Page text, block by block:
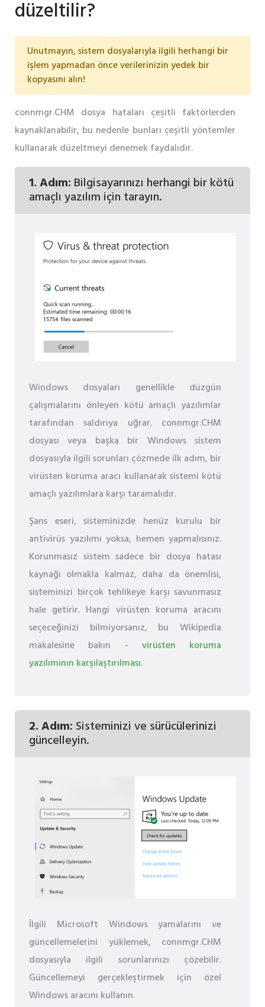
düzeltilir?
Unutmayın, sistem dosyalarıyla ilgili herhangi bir
işlem yapmadan önce verilerinizin yedek bir
kopyasını alın!
connmgr.CHM dosya hataları çeşitli faktörlerden
kaynaklanabilir, bu nedenle bunları çeşitli yöntemler
kullanarak düzeltmeyi denemek faydalıdır.
1. Adım: Bilgisayarınızı herhangi bir kötü
amaçlı yazılım için tarayın.
Windows dosyaları genellikle düzgün
çalışmalarını önleyen kötü amaçlı yazılımlar
tarafından saldırıya uğrar. connmgr.CHM
dosyası veya başka bir Windows sistem
dosyasıyla ilgili sorunları çözmede ilk adım, bir
virüsten koruma aracı kullanarak sistemi kötü
amaçlı yazılımlara karşı taramalıdır.
Şans eseri, sisteminizde henüz kurulu bir
antivirüs yazılımı yoksa, hemen yapmalısınız.
Korunmasız sistem sadece bir dosya hatası
kaynağı olmakla kalmaz, daha da önemlisi,
sisteminizi birçok tehlikeye karşı savunmasız
hale getirir. Hangi virüsten koruma aracını
seçeceğinizi bilmiyorsanız, bu Wikipedia
makalesine bakın - virüsten koruma
yazılımının karşılaştırılması.
2. Adım: Sisteminizi ve sürücülerinizi
güncelleyin.
İlgili Microsoft Windows yamalarını ve
güncellemelerini yüklemek, connmgr.CHM
dosyasıyla ilgili sorunlarınızı çözebilir.
Güncellemeyi gerçekleştirmek için özel
Windows aracını kullanın.